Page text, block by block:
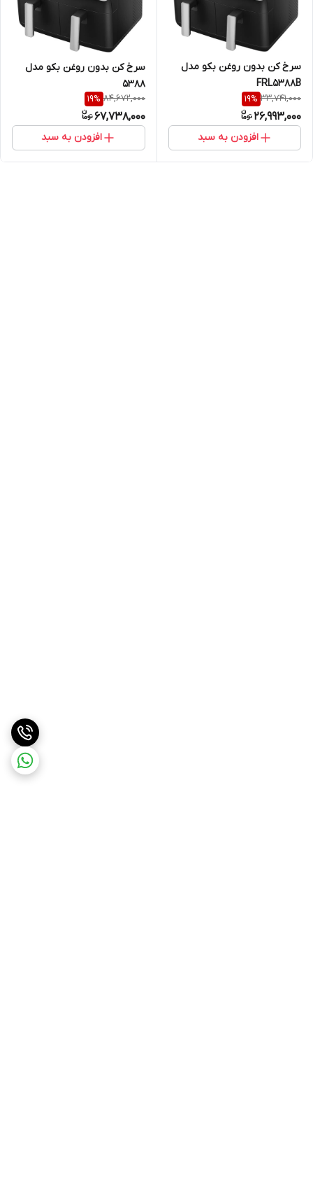
سرخ کن بدون روغن بکو مدل
FRL5388B
33,741,000
19%
26,993,000
افزودن به سبد
سرخ کن بدون روغن بکو مدل
5388
84,672,000
19%
67,738,000
افزودن به سبد